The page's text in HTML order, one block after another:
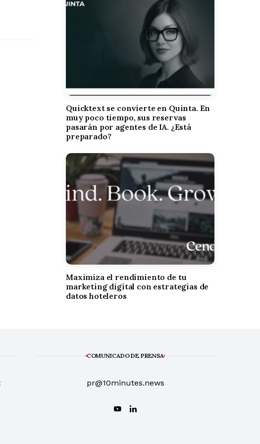
Quicktext se convierte en Quinta. En
muy poco tiempo, sus reservas
pasarán por agentes de IA. ¿Está
preparado?
Maximiza el rendimiento de tu
marketing digital con estrategias de
datos hoteleros
COMUNICADO DE PRENSA
pr@10minutes.news